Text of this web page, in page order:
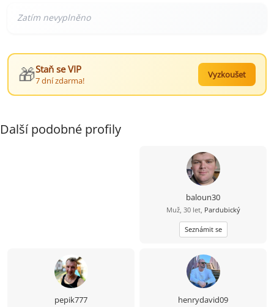
🎁Staň se VIP
7 dní zdarma!
Vyzkoušet
Další podobné profily
baloun30
Muž, 30 let, Pardubický
Seznámit se
pepik777 henrydavid09